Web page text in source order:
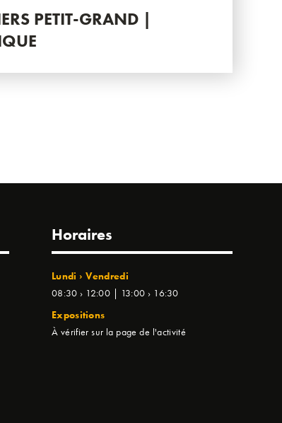
PETIT-GRAND |
Horaires
Lundi › Vendredi
08:30 › 12:00 | 13:00 › 16:30
Expositions
À vérifier sur la page de l'activité